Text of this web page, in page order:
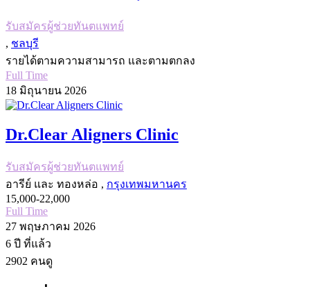
รับสมัครผู้ช่วยทันตแพทย์
, ชลบุรี
รายได้ตามความสามารถ และตามตกลง
Full Time
18 มิถุนายน 2026
Dr.Clear Aligners Clinic
รับสมัครผู้ช่วยทันตแพทย์
อารีย์ และ ทองหล่อ , กรุงเทพมหานคร
15,000-22,000
Full Time
27 พฤษภาคม 2026
6 ปี ที่แล้ว
2902 คนดู